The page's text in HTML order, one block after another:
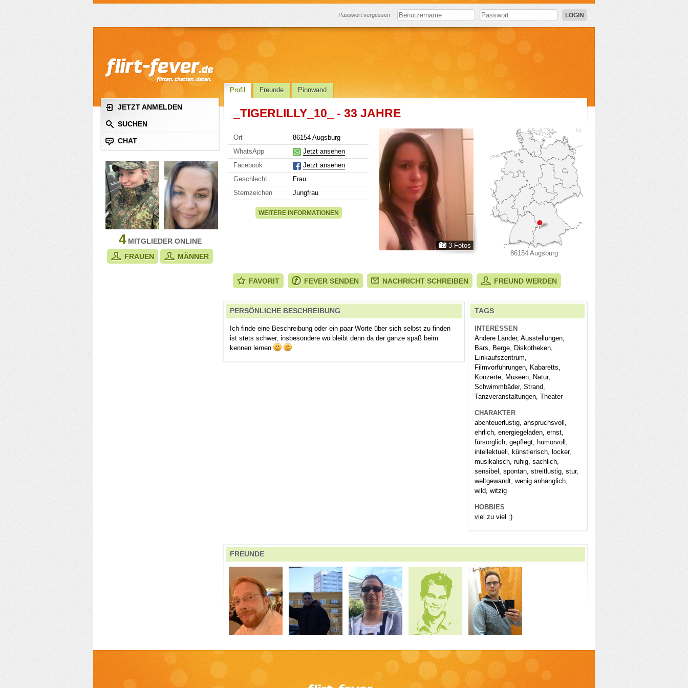
Passwort vergessen LOGIN
JETZT ANMELDEN
SUCHEN
CHAT
4MITGLIEDER ONLINE
FRAUEN
MÄNNER
Profil Freunde Pinnwand
_TIGERLILLY_10_ - 33 JAHRE
Ort
86154 Augsburg
WhatsApp
Jetzt ansehen
Facebook
Jetzt ansehen
Geschlecht
Frau
Sternzeichen
Jungfrau
WEITERE INFORMATIONEN
3 Fotos
86154 Augsburg
FAVORIT FEVER SENDEN NACHRICHT SCHREIBEN FREUND WERDEN
PERSÖNLICHE BESCHREIBUNG
Ich finde eine Beschreibung oder ein paar Worte über sich selbst zu finden
ist stets schwer, insbesondere wo bleibt denn da der ganze spaß beim
kennen lernen
TAGS
INTERESSEN
Andere Länder, Ausstellungen,
Bars, Berge, Diskotheken,
Einkaufszentrum,
Filmvorführungen, Kabaretts,
Konzerte, Museen, Natur,
Schwimmbäder, Strand,
Tanzveranstaltungen, Theater
CHARAKTER
abenteuerlustig, anspruchsvoll,
ehrlich, energiegeladen, ernst,
fürsorglich, gepflegt, humorvoll,
intellektuell, künstlerisch, locker,
musikalisch, ruhig, sachlich,
sensibel, spontan, streitlustig, stur,
weltgewandt, wenig anhänglich,
wild, witzig
HOBBIES
viel zu viel :)
FREUNDE